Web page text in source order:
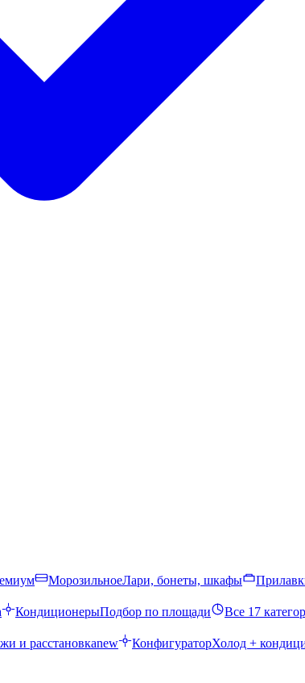
МорозильноеЛари, бонеты, шкафы
КондиционерыПодбор по площади Все 17
и расстановкаnew КонфигураторХолод +